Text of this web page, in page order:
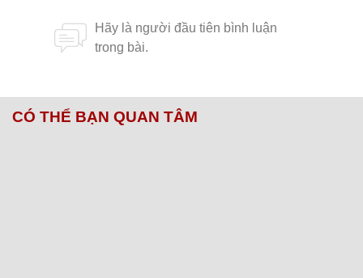
CÓ THỂ BẠN QUAN TÂM